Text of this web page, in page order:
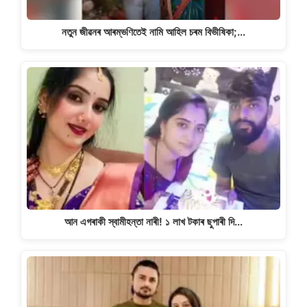
নতুন জীৱনৰ আৰম্ভণিতেই নামি আহিল চৰম বিভীষিকা;…
আন এগৰাকী স্বামীহন্তা নাৰী! ১ লাখ টকাৰ ছুপাৰী দি…